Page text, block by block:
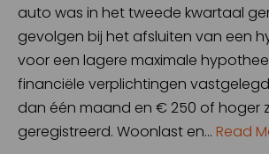
auto was in het tweede kwartaal
gevolgen bij het afsluiten van een
voor een lagere maximale
financiële verplichtingen
dan één maand en € 250 of hoger
geregistreerd. Woonlast en… Read